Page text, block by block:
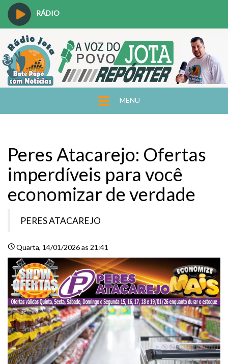
RÁDIO
MENU
Peres Atacarejo: Ofertas
imperdíveis para você
economizar de verdade
PERES ATACAREJO
scheduleQuarta, 14/01/2026 as 21:41